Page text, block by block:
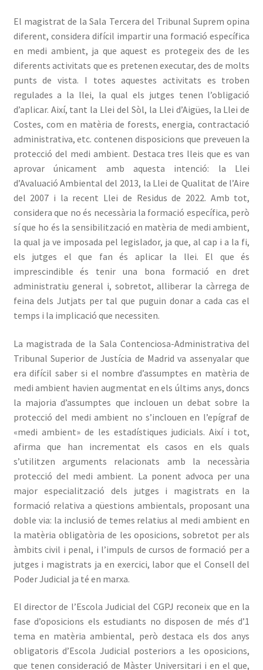
El magistrat de la Sala Tercera del Tribunal Suprem opina
diferent, considera difícil impartir una formació específica
en medi ambient, ja que aquest es protegeix des de les
diferents activitats que es pretenen executar, des de molts
punts de vista. I totes aquestes activitats es troben
regulades a la llei, la qual els jutges tenen l’obligació
d’aplicar. Així, tant la Llei del Sòl, la Llei d’Aigües, la Llei de
Costes, com en matèria de forests, energia, contractació
administrativa, etc. contenen disposicions que preveuen la
protecció del medi ambient. Destaca tres lleis que es van
aprovar únicament amb aquesta intenció: la Llei
d’Avaluació Ambiental del 2013, la Llei de Qualitat de l’Aire
del 2007 i la recent Llei de Residus de 2022. Amb tot,
considera que no és necessària la formació específica, però
sí que ho és la sensibilització en matèria de medi ambient,
la qual ja ve imposada pel legislador, ja que, al cap i a la fi,
els jutges el que fan és aplicar la llei. El que és
imprescindible és tenir una bona formació en dret
administratiu general i, sobretot, alliberar la càrrega de
feina dels Jutjats per tal que puguin donar a cada cas el
temps i la implicació que necessiten.
La magistrada de la Sala Contenciosa-Administrativa del
Tribunal Superior de Justícia de Madrid va assenyalar que
era difícil saber si el nombre d’assumptes en matèria de
medi ambient havien augmentat en els últims anys, doncs
la majoria d’assumptes que inclouen un debat sobre la
protecció del medi ambient no s’inclouen en l’epígraf de
«medi ambient» de les estadístiques judicials. Així i tot,
afirma que han incrementat els casos en els quals
s’utilitzen arguments relacionats amb la necessària
protecció del medi ambient. La ponent advoca per una
major especialització dels jutges i magistrats en la
formació relativa a qüestions ambientals, proposant una
doble via: la inclusió de temes relatius al medi ambient en
la matèria obligatòria de les oposicions, sobretot per als
àmbits civil i penal, i l’impuls de cursos de formació per a
jutges i magistrats ja en exercici, labor que el Consell del
Poder Judicial ja té en marxa.
El director de l’Escola Judicial del CGPJ reconeix que en la
fase d’oposicions els estudiants no disposen de més d’1
tema en matèria ambiental, però destaca els dos anys
obligatoris d’Escola Judicial posteriors a les oposicions,
que tenen consideració de Màster Universitari i en el que,